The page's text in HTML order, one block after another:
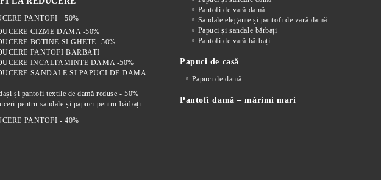
PANTOFI - 50%
CIZME DAMA -50%
BOTINE SI GHETE -50%
PANTOFI BARBATI
INCALTAMINTE DAMA -50%
SANDALE SI PAPUCI DE DAMA
și pantofi textile de damă reduse - 50%
pentru sandale și papuci pentru bărbați
PANTOFI - 40%
Pantofi de vară damă
Sandale elegante și pantofi de vară damă
Papuci și sandale bărbați
Pantofi de vară bărbați
Papuci de casă
Papuci de damă
Pantofi damă – mărimi mari